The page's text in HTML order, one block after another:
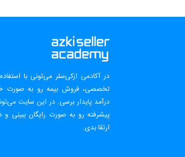
در آکادمی ازکی‌سلر می‌تونی با
تخصصی، فروش بیمه رو به صورت
درآمد پایدار برسی. در این سایت
پیشرفته رو به صورت رایگان ببینی
ارتقا بدی.